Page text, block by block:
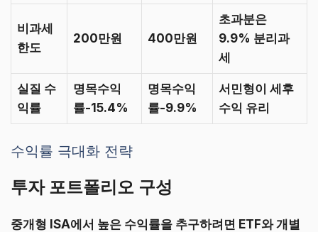
비과세
한도
200만원 400만원
초과분은
9.9% 분리과
세
실질 수
익률
명목수익
률-15.4%
명목수익
률-9.9%
서민형이 세후
수익 유리
수익률 극대화 전략
투자 포트폴리오 구성
중개형 ISA에서 높은 수익률을 추구하려면 ETF와 개별